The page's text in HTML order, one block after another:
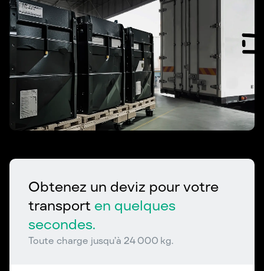
Obtenez un deviz pour votre
transport en quelques
secondes.
Toute charge jusqu’à 24 000 kg.